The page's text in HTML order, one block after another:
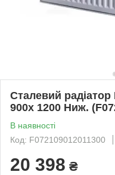
Сталевий
900x 1200 Ниж.
В наявності
Код: F072109012011300
20 398 ₴